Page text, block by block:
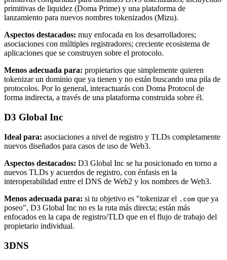
primitivas de liquidez (Doma Prime) y una plataforma de
lanzamiento para nuevos nombres tokenizados (Mizu).
Aspectos destacados: muy enfocada en los desarrolladores;
asociaciones con múltiples registradores; creciente ecosistema de
aplicaciones que se construyen sobre el protocolo.
Menos adecuada para: propietarios que simplemente quieren
tokenizar un dominio que ya tienen y no están buscando una pila de
protocolos. Por lo general, interactuarás con Doma Protocol de
forma indirecta, a través de una plataforma construida sobre él.
D3 Global Inc
Ideal para: asociaciones a nivel de registro y TLDs completamente
nuevos diseñados para casos de uso de Web3.
Aspectos destacados: D3 Global Inc se ha posicionado en torno a
nuevos TLDs y acuerdos de registro, con énfasis en la
interoperabilidad entre el DNS de Web2 y los nombres de Web3.
Menos adecuada para: si tu objetivo es "tokenizar el .com que ya
poseo", D3 Global Inc no es la ruta más directa; están más
enfocados en la capa de registro/TLD que en el flujo de trabajo del
propietario individual.
3DNS